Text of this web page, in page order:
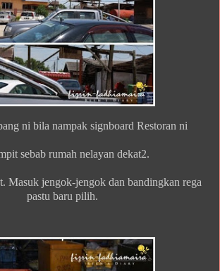
ni bila nampak signboard Restoran ni
sebab rumah nelayan dekat2.
Masuk jengok-jengok dan bandingkan rega
pastu baru pilih.